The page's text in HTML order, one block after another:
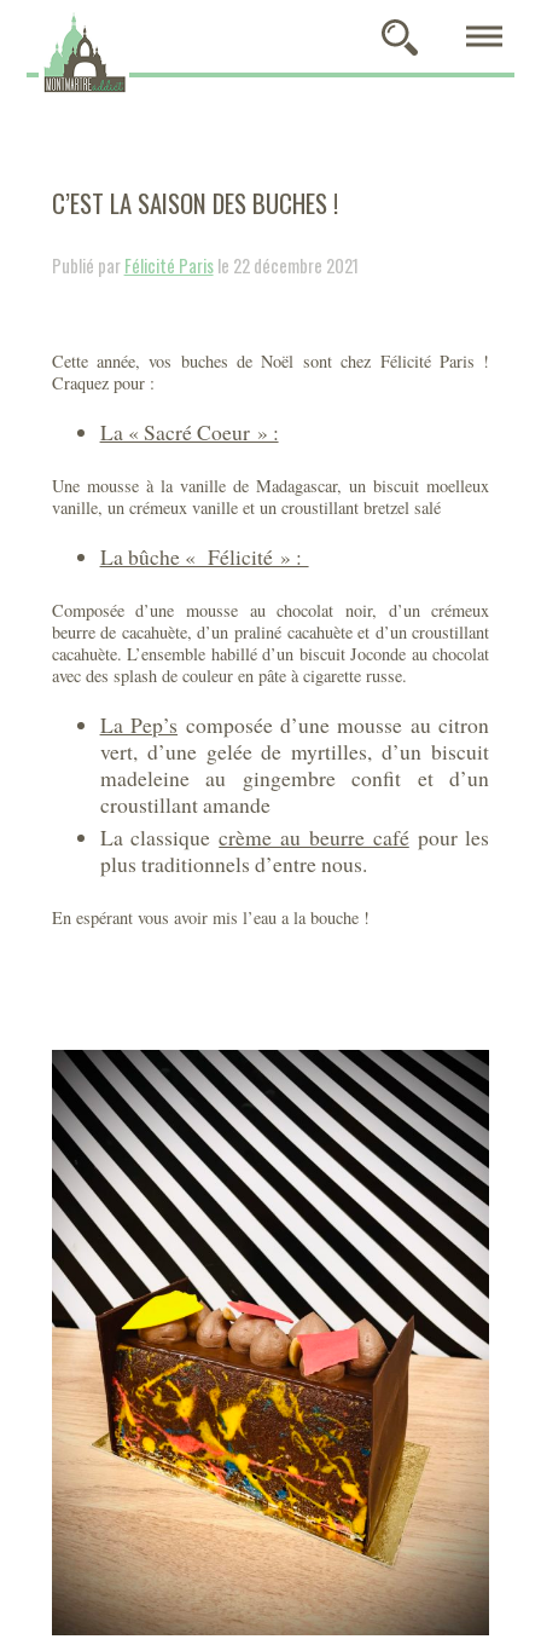
C’EST LA SAISON DES BUCHES !
Publié parFélicité Parisle 22 décembre 2021
Cette année, vos buches de Noël sont chez Félicité Paris !
Craquez pour :
La « Sacré Coeur » :
Une mousse à la vanille de Madagascar, un biscuit moelleux
vanille, un crémeux vanille et un croustillant bretzel salé
La bûche « Félicité » :
Composée d’une mousse au chocolat noir, d’un crémeux
beurre de cacahuète, d’un praliné cacahuète et d’un croustillant
cacahuète. L’ensemble habillé d’un biscuit Joconde au chocolat
avec des splash de couleur en pâte à cigarette russe.
La Pep’s composée d’une mousse au citron
vert, d’une gelée de myrtilles, d’un biscuit
madeleine au gingembre confit et d’un
croustillant amande
La classiquecrème au beurre cafépour les
plus traditionnels d’entre nous.
En espérant vous avoir mis l’eau a la bouche !